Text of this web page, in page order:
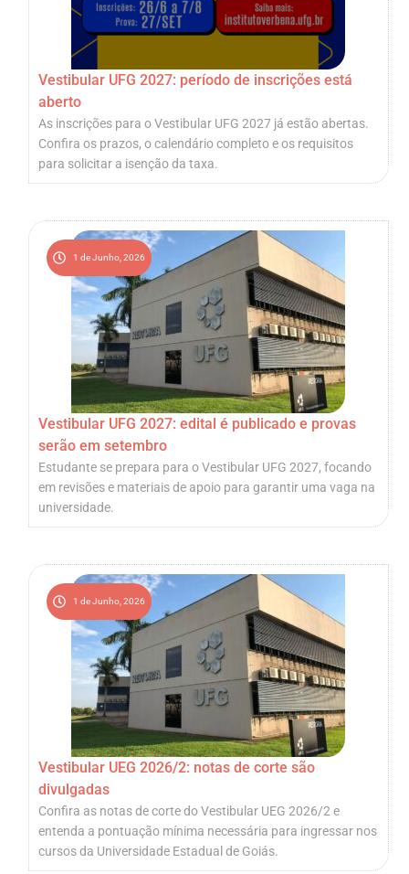
Vestibular UFG 2027: período de inscrições está
aberto
As inscrições para o Vestibular UFG 2027 já estão abertas.
Confira os prazos, o calendário completo e os requisitos
para solicitar a isenção da taxa.
1 de Junho, 2026
Vestibular UFG 2027: edital é publicado e provas
serão em setembro
Estudante se prepara para o Vestibular UFG 2027, focando
em revisões e materiais de apoio para garantir uma vaga na
universidade.
1 de Junho, 2026
Vestibular UEG 2026/2: notas de corte são
divulgadas
Confira as notas de corte do Vestibular UEG 2026/2 e
entenda a pontuação mínima necessária para ingressar nos
cursos da Universidade Estadual de Goiás.